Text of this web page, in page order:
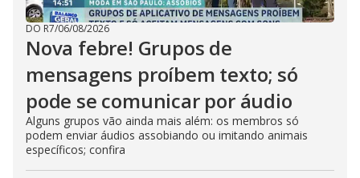
DO R7/06/08/2026
Nova febre! Grupos de
mensagens proíbem texto; só
pode se comunicar por áudio
Alguns grupos vão ainda mais além: os membros só
podem enviar áudios assobiando ou imitando animais
específicos; confira